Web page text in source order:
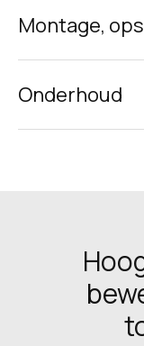
Montage,
Onderhoud